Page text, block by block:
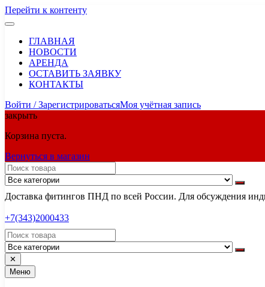
Перейти к контенту
ГЛАВНАЯ
НОВОСТИ
АРЕНДА
ОСТАВИТЬ ЗАЯВКУ
КОНТАКТЫ
Войти / ЗарегистрироватьсяМоя учётная запись
закрыть
Корзина пуста.
Вернуться в магазин
Доставка фитингов ПНД по всей России. Для обсуждения
+7(343)2000433
✕
Меню